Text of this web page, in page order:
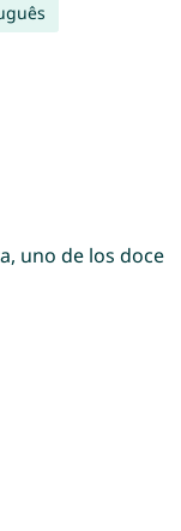
uno de los doce